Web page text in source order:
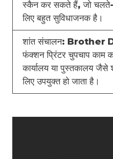
स्कैन कर सकते हैं, जो चलते-
लिए बहुत सुविधाजनक है।
शांत संचालन: Brother
फंक्शन प्रिंटर चुपचाप काम
कार्यालय या पुस्तकालय जैसे
लिए उपयुक्त हो जाता है।